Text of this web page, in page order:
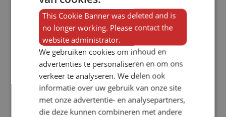
eenvoudige manier een uitstekend
toomgewicht bij spenen wordt
behaald. Daarnaast hebben de
biggen een betere gezondheid; de
afgelopen twee jaar heeft de
zeugenhouder geen problemen meer
gehad met Streptokokken.
This Cookie Banner was deleted and is
no longer working. Please contact the
website administrator.
We gebruiken cookies om inhoud en
advertenties te personaliseren en om ons
verkeer te analyseren. We delen ook
informatie over uw gebruik van onze site
met onze advertentie- en analysepartners,
die deze kunnen combineren met andere